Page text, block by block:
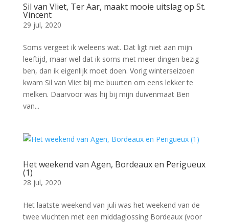
Sil van Vliet, Ter Aar, maakt mooie uitslag op St.
Vincent
29 jul, 2020
Soms vergeet ik weleens wat. Dat ligt niet aan mijn
leeftijd, maar wel dat ik soms met meer dingen bezig
ben, dan ik eigenlijk moet doen. Vorig winterseizoen
kwam Sil van Vliet bij me buurten om eens lekker te
melken. Daarvoor was hij bij mijn duivenmaat Ben
van...
Het weekend van Agen, Bordeaux en Perigueux
(1)
28 jul, 2020
Het laatste weekend van juli was het weekend van de
twee vluchten met een middaglossing Bordeaux (voor